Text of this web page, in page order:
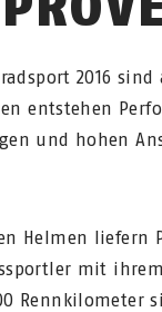
2016 sind
entstehen
und hohen
Helmen liefern
mit
Rennkilometer